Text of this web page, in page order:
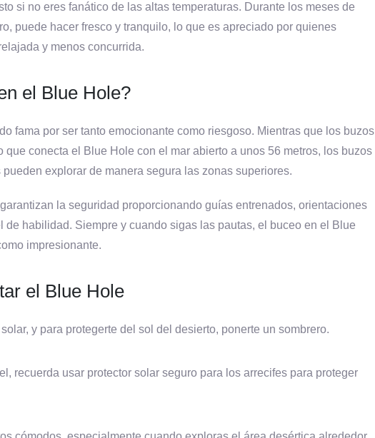
si no eres fanático de las altas temperaturas. Durante los meses de
puede hacer fresco y tranquilo, lo que es apreciado por quienes
y menos concurrida.
el Blue Hole?
fama por ser tanto emocionante como riesgoso. Mientras que los buzos
que conecta el Blue Hole con el mar abierto a unos 56 metros, los buzos
explorar de manera segura las zonas superiores.
la seguridad proporcionando guías entrenados, orientaciones
de habilidad. Siempre y cuando sigas las pautas, el buceo en el Blue
impresionante.
el Blue Hole
y para protegerte del sol del desierto, ponerte un sombrero.
recuerda usar protector solar seguro para los arrecifes para proteger